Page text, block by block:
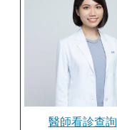
醫師看診查詢